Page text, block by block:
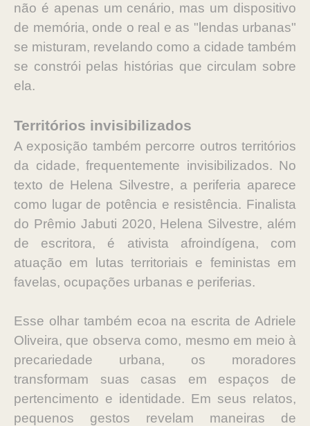
não é apenas um cenário, mas um dispositivo
de memória, onde o real e as "lendas urbanas"
se misturam, revelando como a cidade também
se constrói pelas histórias que circulam sobre
ela.
Territórios invisibilizados
A exposição também percorre outros territórios
da cidade, frequentemente invisibilizados. No
texto de Helena Silvestre, a periferia aparece
como lugar de potência e resistência. Finalista
do Prêmio Jabuti 2020, Helena Silvestre, além
de escritora, é ativista afroindígena, com
atuação em lutas territoriais e feministas em
favelas, ocupações urbanas e periferias.
Esse olhar também ecoa na escrita de Adriele
Oliveira, que observa como, mesmo em meio à
precariedade urbana, os moradores
transformam suas casas em espaços de
pertencimento e identidade. Em seus relatos,
pequenos gestos revelam maneiras de